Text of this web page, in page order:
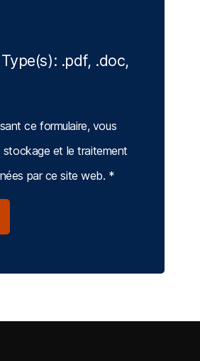
.pdf, .doc,
ce formulaire, vous
et le traitement
par ce site web. *